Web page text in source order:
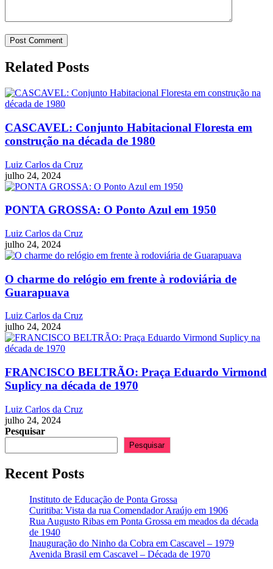
Related Posts
CASCAVEL: Conjunto Habitacional Floresta em
construção na década de 1980
Luiz Carlos da Cruz
julho 24, 2024
PONTA GROSSA: O Ponto Azul em 1950
Luiz Carlos da Cruz
julho 24, 2024
O charme do relógio em frente à rodoviária de
Guarapuava
Luiz Carlos da Cruz
julho 24, 2024
FRANCISCO BELTRÃO: Praça Eduardo Virmond
Suplicy na década de 1970
Luiz Carlos da Cruz
julho 24, 2024
Pesquisar
Pesquisar
Recent Posts
Instituto de Educação de Ponta Grossa
Curitiba: Vista da rua Comendador Araújo em 1906
Rua Augusto Ribas em Ponta Grossa em meados da década
de 1940
Inauguração do Ninho da Cobra em Cascavel – 1979
Avenida Brasil em Cascavel – Década de 1970